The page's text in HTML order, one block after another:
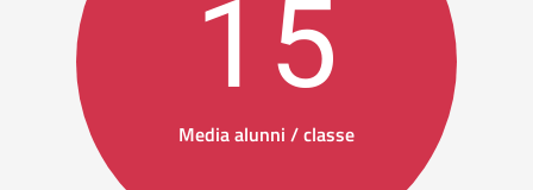
15
Media alunni / classe